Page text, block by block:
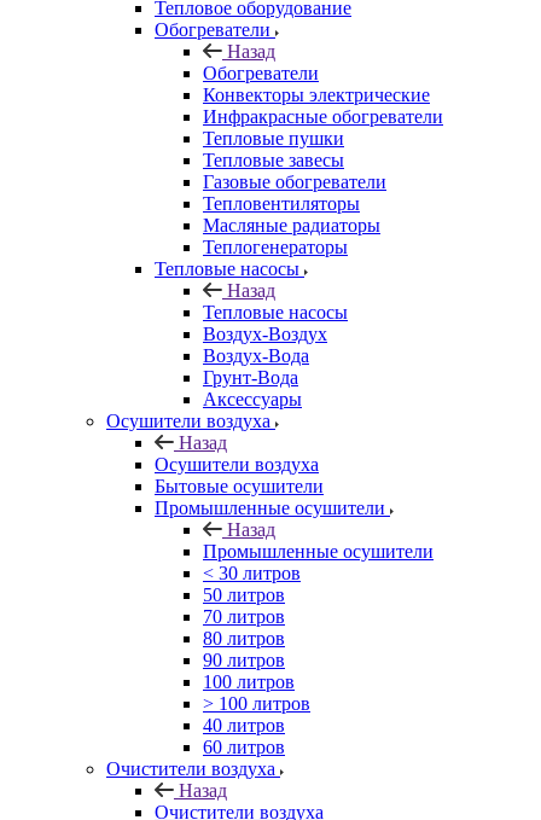
Тепловое оборудование
Обогреватели
Назад
Обогреватели
Конвекторы электрические
Инфракрасные обогреватели
Тепловые пушки
Тепловые завесы
Газовые обогреватели
Тепловентиляторы
Масляные радиаторы
Теплогенераторы
Тепловые насосы
Назад
Тепловые насосы
Воздух-Воздух
Воздух-Вода
Грунт-Вода
Аксессуары
Осушители воздуха
Назад
Осушители воздуха
Бытовые осушители
Промышленные осушители
Назад
Промышленные осушители
< 30 литров
50 литров
70 литров
80 литров
90 литров
100 литров
> 100 литров
40 литров
60 литров
Очистители воздуха
Назад
Очистители воздуха